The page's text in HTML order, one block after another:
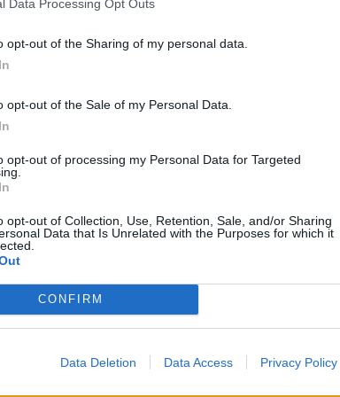
Data Processing Opt Outs
opt-out of the Sharing of my personal data.
opt-out of the Sale of my Personal Data.
opt-out of processing my Personal Data for Targeted
opt-out of Collection, Use, Retention, Sale, and/or Sharing
Data that Is Unrelated with the Purposes for which it
CONFIRM
Data Deletion Data Access Privacy Policy
του πατέρα της, συγκλονίζοντας.
τον θάνατο της μικρής της αδελφής
σεισμό της Σαντορίνης, το καλοκαίρι
βγήκαν και σώθηκαν. Το βράδυ, ενώ
της Αθήνας, συγγενής τού είπε:
σκηνή. Και έκανε τον κόσμο να γελάσει. Και
παρατεταμένα. «Μετά το όγδοο μπιζ»,
και λιποθύμησε.
στην εκταφή της, διαπιστώθηκε πως είχε
του παιδιού δεν ήταν ανάσκελα αλλά
και τελικά είχε πεθάνει από